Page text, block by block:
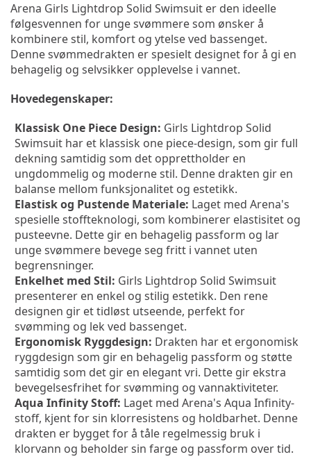
Arena Girls Lightdrop Solid Swimsuit er den ideelle
følgesvennen for unge svømmere som ønsker å
kombinere stil, komfort og ytelse ved bassenget.
Denne svømmedrakten er spesielt designet for å gi en
behagelig og selvsikker opplevelse i vannet.
Hovedegenskaper:
Klassisk One Piece Design: Girls Lightdrop Solid
Swimsuit har et klassisk one piece-design, som gir full
dekning samtidig som det opprettholder en
ungdommelig og moderne stil. Denne drakten gir en
balanse mellom funksjonalitet og estetikk.
Elastisk og Pustende Materiale: Laget med Arena's
spesielle stoffteknologi, som kombinerer elastisitet og
pusteevne. Dette gir en behagelig passform og lar
unge svømmere bevege seg fritt i vannet uten
begrensninger.
Enkelhet med Stil: Girls Lightdrop Solid Swimsuit
presenterer en enkel og stilig estetikk. Den rene
designen gir et tidløst utseende, perfekt for
svømming og lek ved bassenget.
Ergonomisk Ryggdesign: Drakten har et ergonomisk
ryggdesign som gir en behagelig passform og støtte
samtidig som det gir en elegant vri. Dette gir ekstra
bevegelsesfrihet for svømming og vannaktiviteter.
Aqua Infinity Stoff: Laget med Arena's Aqua Infinity-
stoff, kjent for sin klorresistens og holdbarhet. Denne
drakten er bygget for å tåle regelmessig bruk i
klorvann og beholder sin farge og passform over tid.